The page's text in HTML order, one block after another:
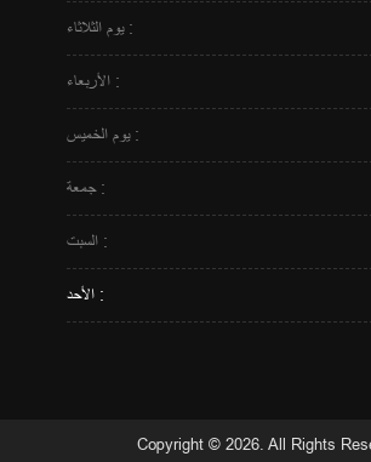
يوم الثلاثاء :
الأربعاء :
يوم الخميس :
جمعة :
السبت :
الأحد :
Copyright © 2026. All Rights